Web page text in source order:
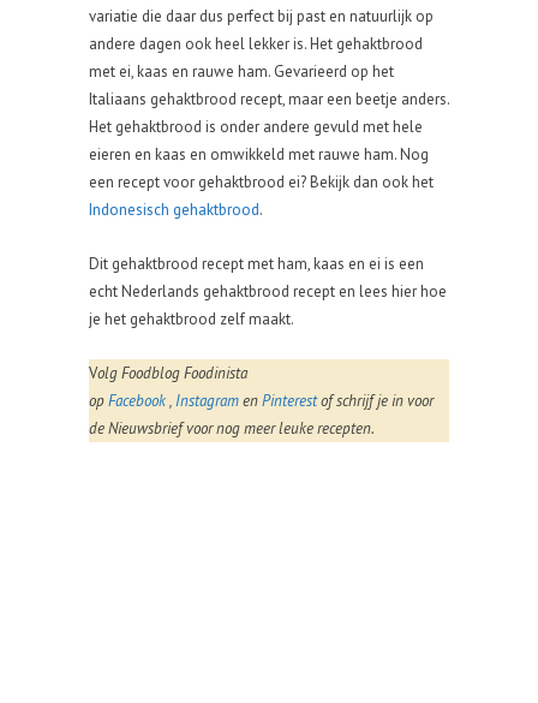
variatie die daar dus perfect bij past en natuurlijk op
andere dagen ook heel lekker is. Het gehaktbrood
met ei, kaas en rauwe ham. Gevarieerd op het
Italiaans gehaktbrood recept, maar een beetje anders.
Het gehaktbrood is onder andere gevuld met hele
eieren en kaas en omwikkeld met rauwe ham. Nog
een recept voor gehaktbrood ei? Bekijk dan ook het
Indonesisch gehaktbrood.
Dit gehaktbrood recept met ham, kaas en ei is een
echt Nederlands gehaktbrood recept en lees hier hoe
je het gehaktbrood zelf maakt.
Volg Foodblog Foodinista
opFacebook, InstagramenPinterestof schrijf je in voor
de Nieuwsbrief voor nog meer leuke recepten.